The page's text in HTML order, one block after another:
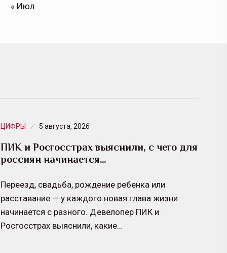
« Июл
ЦИФРЫ 5 августа, 2026
ПИК и Росгосстрах выяснили, с чего для
россиян начинается…
Переезд, свадьба, рождение ребенка или
расставание — у каждого новая глава жизни
начинается с разного. Девелопер ПИК и
Росгосстрах выяснили, какие…